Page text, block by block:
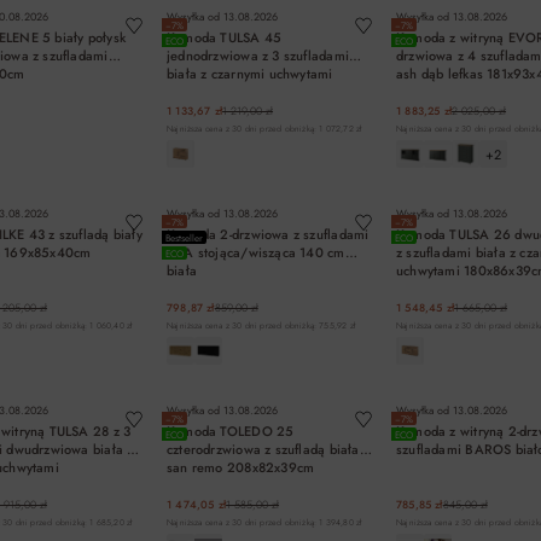
5 biały połysk
z szufladami
−7%
ECO
Wysyłka od 13.08.2026
Komoda TULSA 45
jednodrzwiowa z 3 szufladami
biała z czarnymi uchwytami
1 133,67 zł1 219,00 zł
Najniższa cena z 30 dni przed obniżką: 1 072,72 zł
−7%
ECO
Wysyłka od 13.08.2026
Komoda z witryną
drzwiowa z 4
ash dąb lefkas
1 883,25 zł2 025,00 zł
Najniższa cena z 30 dni przed
+2
43 z szufladą biały
205,00 zł
30 dni przed obniżką: 1 060,40 zł
−7%
Bestseller
ECO
Wysyłka od 13.08.2026
Komoda 2-drzwiowa z szufladami
AVA stojąca/wisząca 140 cm
biała
798,87 zł859,00 zł
Najniższa cena z 30 dni przed obniżką: 755,92 zł
−7%
ECO
Wysyłka od 13.08.2026
Komoda TULSA 26
z szufladami biała z
uchwytami
1 548,45 zł1 665,00 zł
Najniższa cena z 30 dni przed
TULSA 28 z 3
dwudrzwiowa biała z
915,00 zł
30 dni przed obniżką: 1 685,20 zł
−7%
ECO
Wysyłka od 13.08.2026
Komoda TOLEDO 25
czterodrzwiowa z szufladą biała
san remo 208x82x39cm
1 474,05 zł1 585,00 zł
Najniższa cena z 30 dni przed obniżką: 1 394,80 zł
−7%
ECO
Wysyłka od 13.08.2026
Komoda z witryną 2-
szufladami BAROS
785,85 zł845,00 zł
Najniższa cena z 30 dni przed